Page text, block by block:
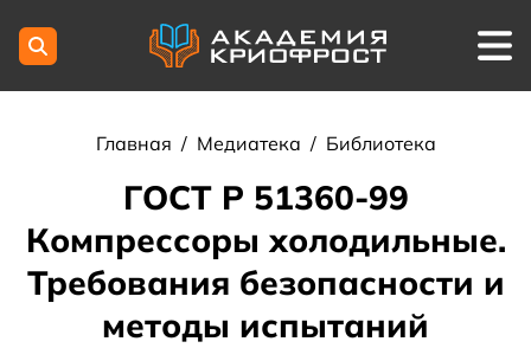
Главная / Медиатека / Библиотека
ГОСТ Р 51360-99
Компрессоры холодильные.
Требования безопасности и
методы испытаний